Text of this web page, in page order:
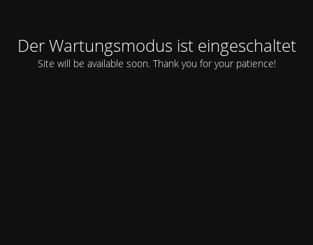
Der Wartungsmodus ist eingeschaltet
Site will be available soon. Thank you for your patience!